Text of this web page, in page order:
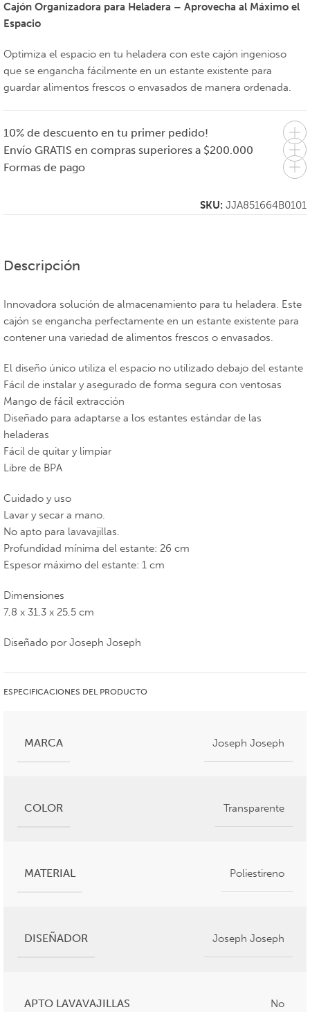
Cajón Organizadora para Heladera – Aprovecha al Máximo el
Espacio
Optimiza el espacio en tu heladera con este cajón ingenioso
que se engancha fácilmente en un estante existente para
guardar alimentos frescos o envasados de manera ordenada.
10% de descuento en tu primer pedido!
Envío GRATIS en compras superiores a $200.000
Formas de pago
SKU: JJA851664B0101
Descripción
Innovadora solución de almacenamiento para tu heladera. Este
cajón se engancha perfectamente en un estante existente para
contener una variedad de alimentos frescos o envasados.
El diseño único utiliza el espacio no utilizado debajo del estante
Fácil de instalar y asegurado de forma segura con ventosas
Mango de fácil extracción
Diseñado para adaptarse a los estantes estándar de las
heladeras
Fácil de quitar y limpiar
Libre de BPA
Cuidado y uso
Lavar y secar a mano.
No apto para lavavajillas.
Profundidad mínima del estante: 26 cm
Espesor máximo del estante: 1 cm
Dimensiones
7,8 x 31,3 x 25,5 cm
Diseñado por Joseph Joseph
ESPECIFICACIONES DEL PRODUCTO
MARCA Joseph Joseph
COLOR Transparente
MATERIAL Poliestireno
DISEÑADOR Joseph Joseph
APTO LAVAVAJILLAS No